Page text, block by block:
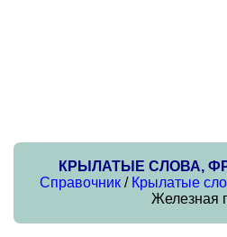
КРЫЛАТЫЕ СЛОВА,
Справочник/ Крылатые
Железная